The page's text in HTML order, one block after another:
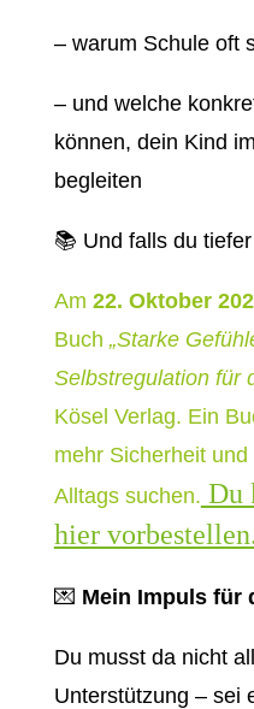
– warum Schule oft
– und welche
können, dein Kind
begleiten
📚 Und falls du
Am 22. Oktober
Buch „Starke
Selbstregulation für
Kösel Verlag. Ein
mehr Sicherheit
Alltags suchen. Du
hier
💌 Mein Impuls für
Du musst da nicht
Unterstützung – sei